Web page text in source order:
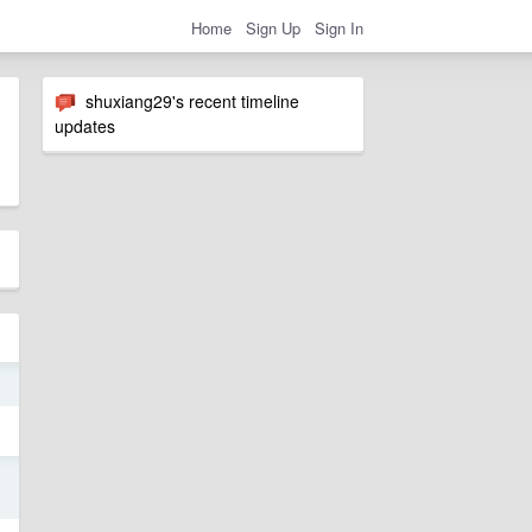
Home Sign Up Sign In
shuxiang29's recent timeline
updates